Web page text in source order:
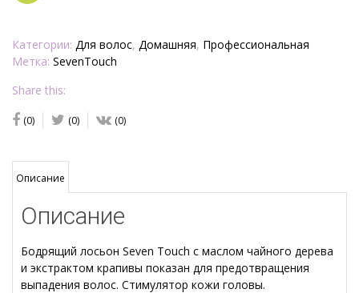
Категории: Для волос, Домашняя, Профессиональная
Метка: SevenTouch
Share this:
(0) (0) (0)
Описание
Описание
Бодрящий лосьон Seven Touch с маслом чайного дерева
и экстрактом крапивы показан для предотвращения
выпадения волос. Стимулятор кожи головы.